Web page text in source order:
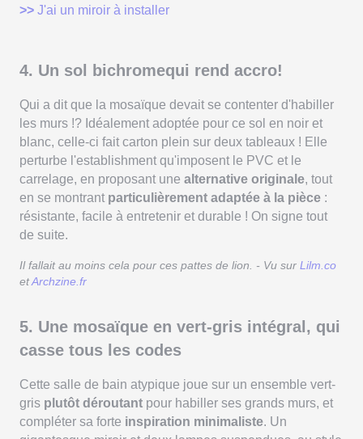
>> J'ai un miroir à installer
4. Un sol bichromequi rend accro!
Qui a dit que la mosaïque devait se contenter d'habiller
les murs !? Idéalement adoptée pour ce sol en noir et
blanc, celle-ci fait carton plein sur deux tableaux ! Elle
perturbe l'establishment qu'imposent le PVC et le
carrelage, en proposant une alternative originale, tout
en se montrant particulièrement adaptée à la pièce :
résistante, facile à entretenir et durable ! On signe tout
de suite.
Il fallait au moins cela pour ces pattes de lion. - Vu sur Lilm.co
etArchzine.fr
5. Une mosaïque en vert-gris intégral, qui
casse tous les codes
Cette salle de bain atypique joue sur un ensemble vert-
gris plutôt déroutant pour habiller ses grands murs, et
compléter sa forte inspiration minimaliste. Un